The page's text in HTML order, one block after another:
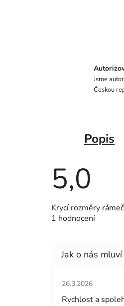
Jsme
Českou
Popis
5,0
Průměrné
hodnocení
produktu
hvězdiček.
1 hodnocení
Krycí rozměry
Hodnocení
26.3.2026
Rychlost a